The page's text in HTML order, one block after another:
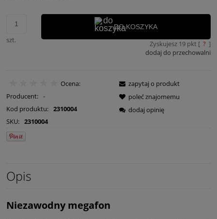
szt.
DO KOSZYKA
Zyskujesz 19pkt [ ? ]
dodaj do przechowalni
Ocena:
Producent: -
Kod produktu: 2310004
SKU: 2310004
zapytaj o produkt
poleć znajomemu
dodaj opinię
Opis
Niezawodny megafon